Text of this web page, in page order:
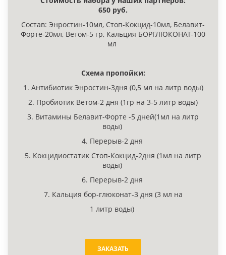
650 руб.
Состав: Энростин-10мл, Стоп-Кокцид-10мл, Белавит-
Форте-20мл, Ветом-5 гр, Кальция БОРГЛЮКОНАТ-100
мл
Схема пропойки:
1. Антибиотик Энростин-3дня (0,5 мл на литр воды)
2. Пробиотик Ветом-2 дня (1гр на 3-5 литр воды)
3. Витамины Белавит-Форте -5 дней(1мл на литр
воды)
4. Перерыв-2 дня
5. Кокцидиостатик Стоп-Кокцид-2дня (1мл на литр
воды)
6. Перерыв-2 дня
7. Кальция бор-глюконат-3 дня (3 мл на
1 литр воды)
ЗАКАЗАТЬ